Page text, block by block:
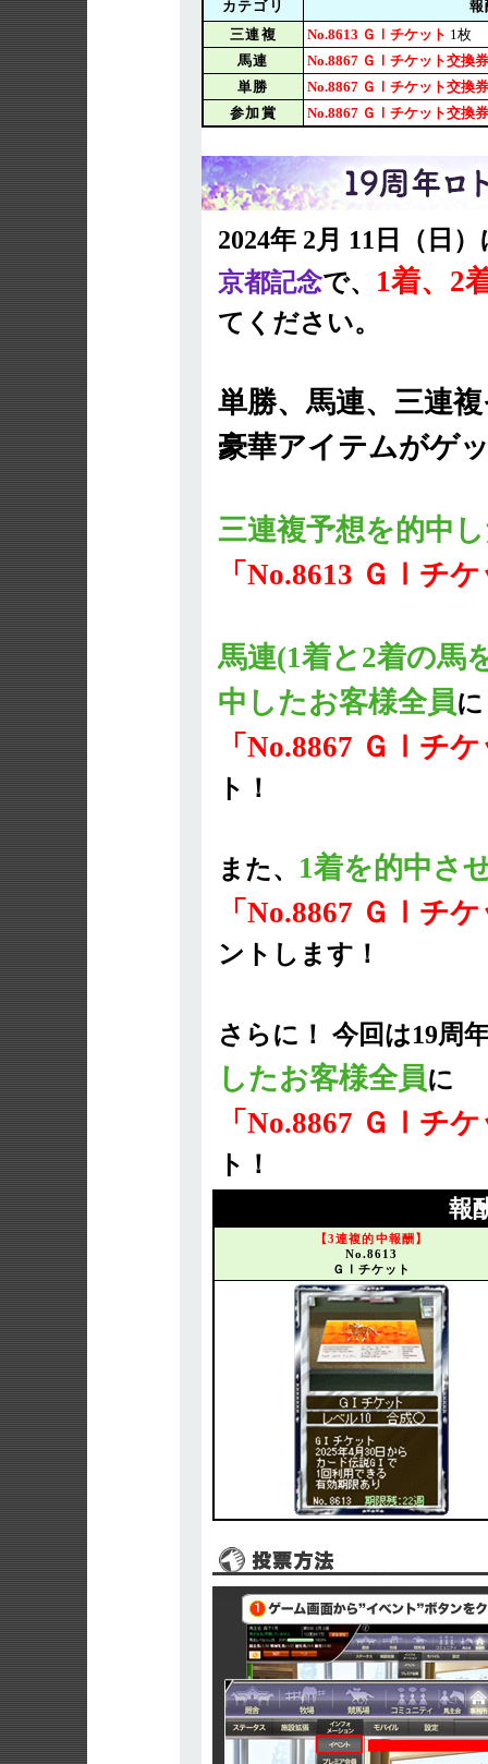
カテゴリ
報
三連複
No.8613 ＧⅠチケット 1枚
馬連
No.8867 ＧⅠチケット交換券
単勝
No.8867 ＧⅠチケット交換券
参加賞
No.8867 ＧⅠチケット交換券
2024年 2月 11日（日
京都記念で、 1着、2
てください。
単勝、馬連、三連
豪華アイテムがゲ
三連複予想を的中
「No.8613 ＧⅠチ
馬連(1着と2着の馬
中したお客様全員に
「No.8867 ＧⅠチ
ト！
また、 1着を的中さ
「No.8867 ＧⅠチ
ントします！
さらに！ 今回は19周
したお客様全員に
「No.8867 ＧⅠチ
ト！
報
【3連複的中報酬】
No.8613
ＧⅠチケット